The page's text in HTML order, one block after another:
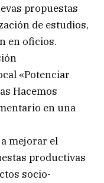
propuestas
de estudios,
en oficios.
«Potenciar
Hacemos
en una
mejorar el
productivas
socio-